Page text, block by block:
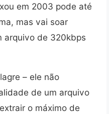
em 2003 pode até
mas vai soar
arquivo de 320kbps
– ele não
de um arquivo
o máximo de